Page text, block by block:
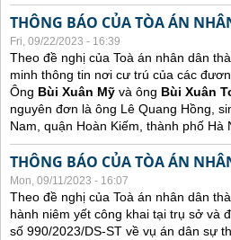
THÔNG BÁO CỦA TÒA ÁN
Fri, 09/22/2023 - 16:39
Theo đề nghị của Toà án nhân dân
minh thông tin nơi cư trú của các
Ông Bùi Xuân Mỹ và ông Bùi Xuân
nguyên đơn là ông Lê Quang Hồng,
Nam, quận Hoàn Kiếm, thành phố Hà
THÔNG BÁO CỦA TÒA ÁN
Mon, 09/11/2023 - 16:07
Theo đề nghị của Toà án nhân dân
hành niêm yết công khai tại trụ sở và
số 990/2023/DS-ST về vụ án dân sự